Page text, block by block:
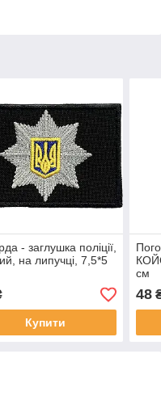
- заглушка поліції,
на липучці, 7,5*5
Купити
см
48